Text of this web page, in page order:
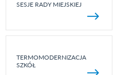
SESJE RADY MIEJSKIEJ
TERMOMODERNIZACJA
SZKÓŁ